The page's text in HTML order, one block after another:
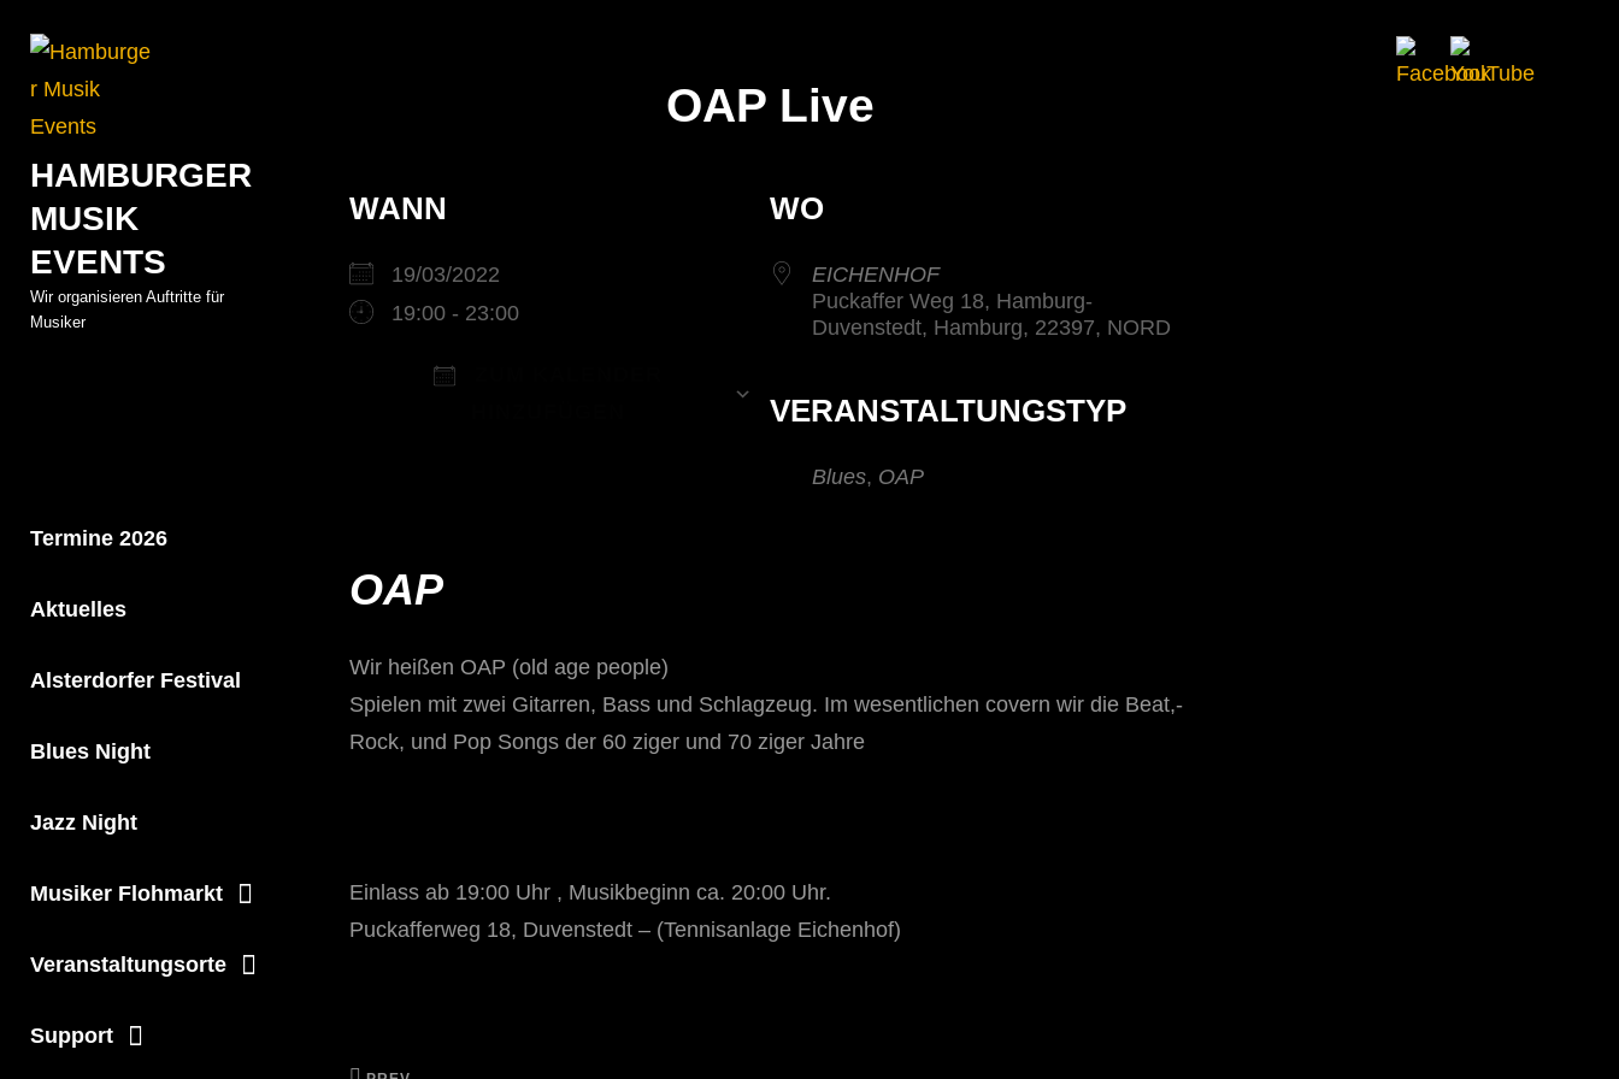
content
HAMBURGER
MUSIK
EVENTS
Wir organisieren Auftritte für
Musiker
Termine 2026
Aktuelles
Alsterdorfer Festival
Blues Night
Jazz Night
Musiker Flohmarkt
Veranstaltungsorte
Support
OAP Live
WANN
19/03/2022
19:00 - 23:00
WO
EICHENHOF
Puckaffer Weg 18, Hamburg-
Duvenstedt, Hamburg, 22397, NORD
VERANSTALTUNGSTYP
Blues, OAP
OAP
Wir heißen OAP (old age people)
Spielen mit zwei Gitarren, Bass und Schlagzeug. Im wesentlichen covern wir die Beat,-
Rock, und Pop Songs der 60 ziger und 70 ziger Jahre
Einlass ab 19:00 Uhr , Musikbeginn ca. 20:00 Uhr.
Puckafferweg 18, Duvenstedt – (Tennisanlage Eichenhof)
Beitragsnavigation